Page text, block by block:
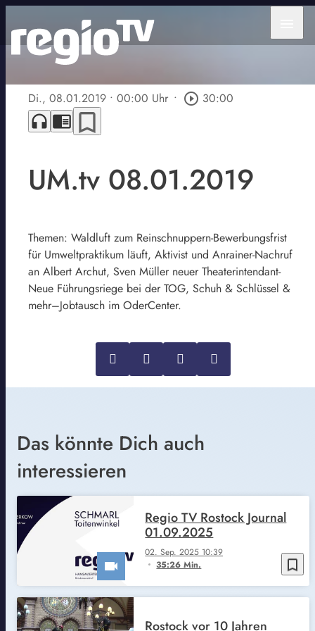
Di., 08.01.2019 • 00:00 Uhr • play_circle_outline 30:00
headphones chrome_reader_mode bookmark_border
UM.tv 08.01.2019
Themen: Waldluft zum Reinschnuppern-Bewerbungsfrist
für Umweltpraktikum läuft, Aktivist und Anrainer-Nachruf
an Albert Archut, Sven Müller neuer Theaterintendant-
Neue Führungsriege bei der TOG, Schuh & Schlüssel &
mehr–Jobtausch im OderCenter.
Das könnte Dich auch
interessieren
bookmark_border
02. Sep. 2025 10:39
35:26 Min.
Regio TV Rostock Journal
01.09.2025
Rostock vor 10 Jahren